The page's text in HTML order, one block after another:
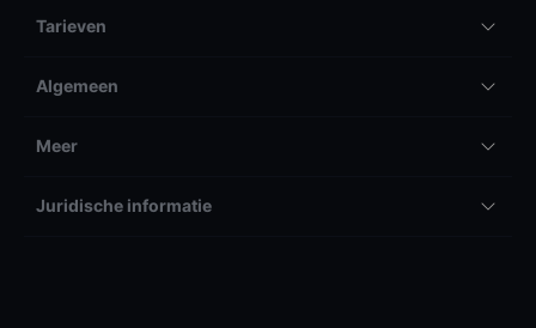
Tarieven
Algemeen
Meer
Juridische informatie